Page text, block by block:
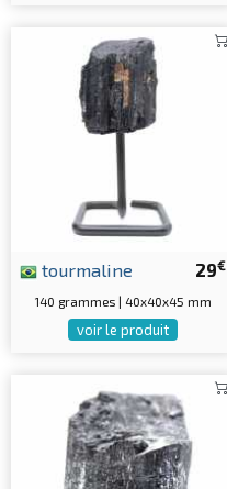
29€
tourmaline
140 grammes | 40x40x45 mm
voir le produit